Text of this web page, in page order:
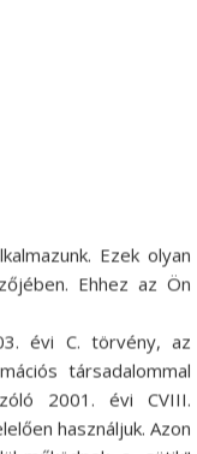
Ezek olyan
Ehhez az Ön
évi C. törvény, az
társadalommal
2001. évi CVIII.
használjuk. Azon